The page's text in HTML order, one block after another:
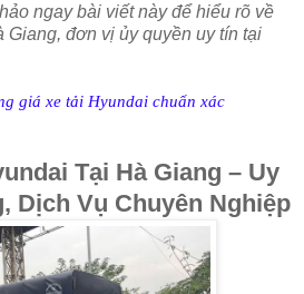
ngay bài viết này để hiểu rõ về
Giang, đơn vị ủy quyền uy tín tại
giá xe tải Hyundai chuẩn xác
Tại Hà Giang – Uy
Dịch Vụ Chuyên Nghiệp